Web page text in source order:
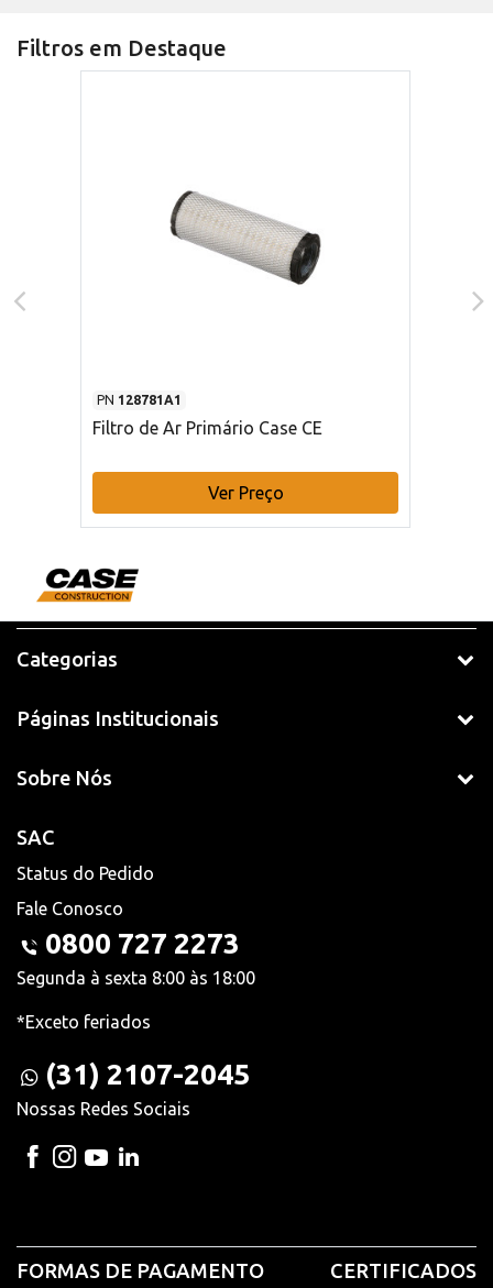
Filtros em Destaque
PN 128781A1
Filtro de Ar Primário Case CE
Ver Preço
Categorias
Páginas Institucionais
Sobre Nós
SAC
Status do Pedido
Fale Conosco
0800 727 2273
Segunda à sexta 8:00 às 18:00
*Exceto feriados
(31) 2107-2045
Nossas Redes Sociais
FORMAS DE PAGAMENTO CERTIFICADOS